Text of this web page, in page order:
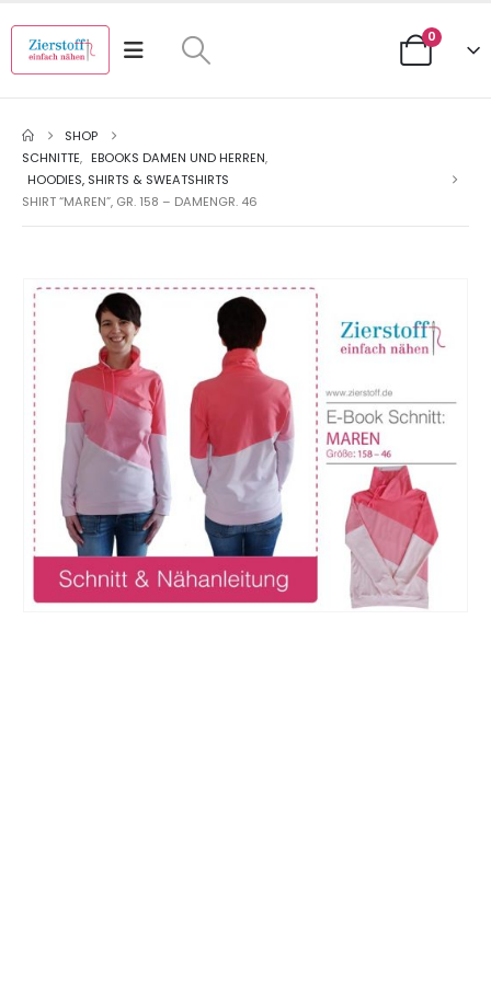
0
SHOP
SCHNITTE, EBOOKS DAMEN UND HERREN,
HOODIES, SHIRTS & SWEATSHIRTS
SHIRT “MAREN”, GR. 158 – DAMENGR. 46